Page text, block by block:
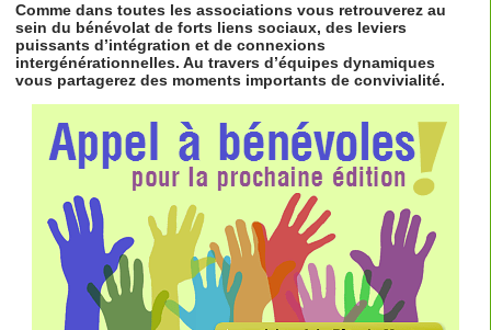
Comme dans toutes les associations vous retrouverez au
sein du bénévolat de forts liens sociaux, des leviers
puissants d’intégration et de connexions
intergénérationnelles. Au travers d’équipes dynamiques
vous partagerez des moments importants de convivialité.